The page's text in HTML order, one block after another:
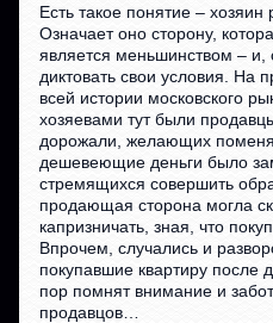
Есть такое понятие – хозяин
Означает оно сторону,
является меньшинством – и,
диктовать свои условия. На
всей истории московского
хозяевами тут были
дорожали, желающих
дешевеющие деньги было
стремящихся совершить
продающая сторона могла
капризничать, зная, что
Впрочем, случались и
покупавшие квартиру после
пор помнят внимание и
продавцов…